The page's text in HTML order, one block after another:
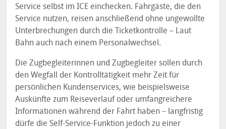
Service selbst im ICE einchecken. Fahrgäste, die den
Service nutzen, reisen anschließend ohne ungewollte
Unterbrechungen durch die Ticketkontrolle – Laut
Bahn auch nach einem Personalwechsel.
Die Zugbegleiterinnen und Zugbegleiter sollen durch
den Wegfall der Kontrolltätigkeit mehr Zeit für
persönlichen Kundenservices, wie beispielsweise
Auskünfte zum Reiseverlauf oder umfangreichere
Informationen während der Fahrt haben – langfristig
dürfe die Self-Service-Funktion jedoch zu einer